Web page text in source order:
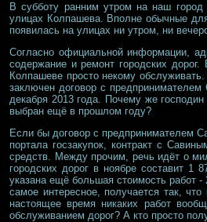
В субботу ранним утром на наш город
улицах Колпашева. Вполне обычные для
появилась на улицах ни утром, ни
Согласно официальной информации,
содержание и ремонт городских
Колпашеве просто некому
заключен договор с
декабря 2013 года. Почему же
выбран ещё в прошлом году?
Если бы договор с предпринимателем
портала госзакупок, контракт с
средств. Между прочим, речь идёт о
городских дорог в ноябре составит 1
указана ещё большая стоимость работ
самое интересное, получается так,
настоящее время никаких работ
обслуживанием дорог? А кто просто